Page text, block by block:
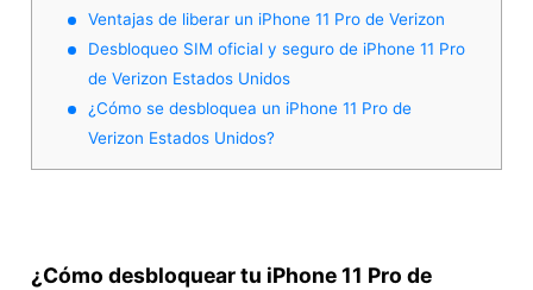
Ventajas de liberar un iPhone 11 Pro de Verizon
Desbloqueo SIM oficial y seguro de iPhone 11 Pro
de Verizon Estados Unidos
¿Cómo se desbloquea un iPhone 11 Pro de
Verizon Estados Unidos?
¿Cómo desbloquear tu iPhone 11 Pro de